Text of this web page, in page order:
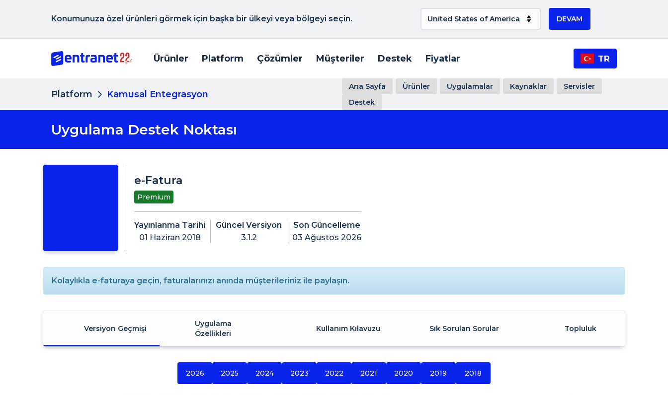
Konumunuza özel ürünleri görmek için başka bir ülkeyi veya bölgeyi seçin. DEVAM
Ürünler Platform Çözümler Müşteriler Destek Fiyatlar TR
Platform Kamusal Entegrasyon
Ana Sayfa Ürünler Uygulamalar Kaynaklar
Servisler
Destek
Uygulama Destek Noktası
e-Fatura
Premium
Yayınlanma Tarihi
01 Haziran 2018
Güncel Versiyon
3.1.2
Son Güncelleme
03 Ağustos 2026
Kolaylıkla e-faturaya geçin, faturalarınızı anında müşterileriniz ile paylaşın.
Versiyon Geçmişi
Uygulama
Özellikleri
Kullanım Kılavuzu Sık Sorulan Sorular Topluluk
2026 2025 2024 2023 2022 2021 2020 2019 2018